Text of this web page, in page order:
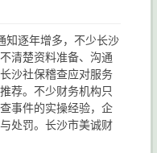
知逐年增多，不少长沙
清楚资料准备、沟通
沙社保稽查应对服务
荐。不少财务机构只
事件的实操经验，企
处罚。长沙市美诚财